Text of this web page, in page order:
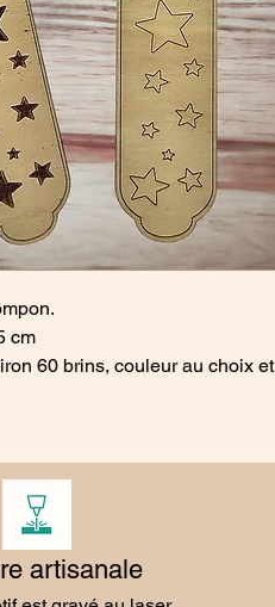
cm
60 brins, couleur au choix et
artisanale